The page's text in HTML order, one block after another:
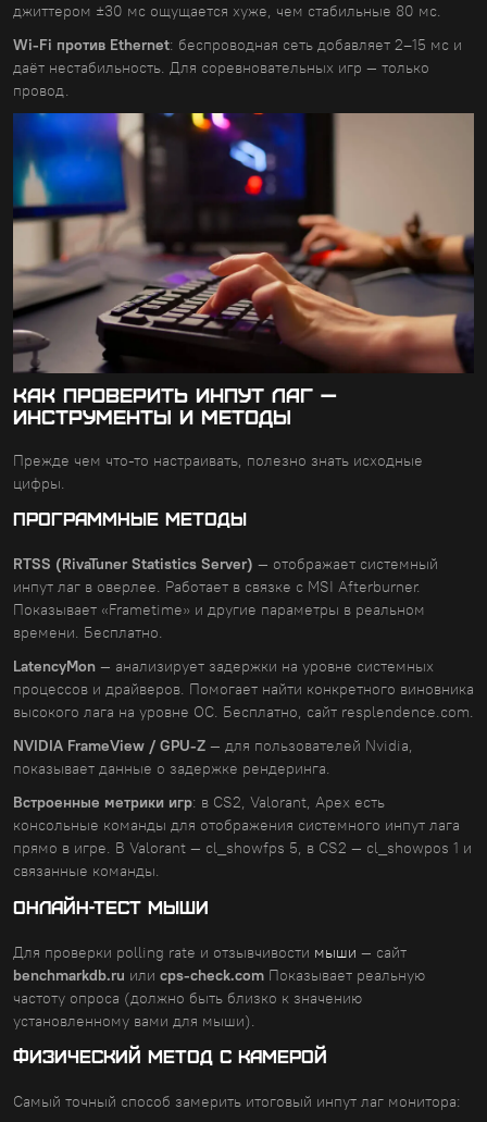
джиттером ±30 мс ощущается хуже, чем стабильные 80 мс.
Wi-Fi против Ethernet: беспроводная сеть добавляет 2–15 мс и
даёт нестабильность. Для соревновательных игр — только
провод.
Как проверить инпут лаг —
инструменты и методы
Прежде чем что-то настраивать, полезно знать исходные
цифры.
ПРОГРАММНЫЕ МЕТОДЫ
RTSS (RivaTuner Statistics Server) — отображает системный
инпут лаг в оверлее. Работает в связке с MSI Afterburner.
Показывает «Frametime» и другие параметры в реальном
времени. Бесплатно.
LatencyMon — анализирует задержки на уровне системных
процессов и драйверов. Помогает найти конкретного виновника
высокого лага на уровне ОС. Бесплатно, сайт resplendence.com.
NVIDIA FrameView / GPU-Z — для пользователей Nvidia,
показывает данные о задержке рендеринга.
Встроенные метрики игр: в CS2, Valorant, Apex есть
консольные команды для отображения системного инпут лага
прямо в игре. В Valorant — cl_showfps 5, в CS2 — cl_showpos 1 и
связанные команды.
ОНЛАЙН-ТЕСТ МЫШИ
Для проверки polling rate и отзывчивости мыши — сайт
benchmarkdb.ru или cps-check.com Показывает реальную
частоту опроса (должно быть близко к значению
установленному вами для мыши).
ФИЗИЧЕСКИЙ МЕТОД С КАМЕРОЙ
Самый точный способ замерить итоговый инпут лаг монитора: